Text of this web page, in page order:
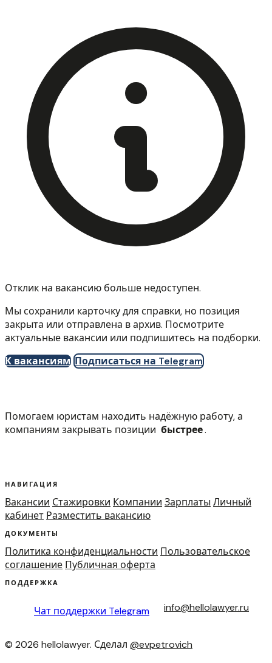
Отклик на вакансию больше недоступен.
Мы сохранили карточку для справки, но позиция
закрыта или отправлена в архив. Посмотрите
актуальные вакансии или подпишитесь на подборки.
К вакансиям Подписаться на Telegram
Помогаем юристам находить надёжную работу, а
компаниям закрывать позиции быстрее.
НАВИГАЦИЯ
Вакансии Стажировки Компании Зарплаты Личный
кабинет Разместить вакансию
ДОКУМЕНТЫ
Политика конфиденциальности Пользовательское
соглашение Публичная оферта
ПОДДЕРЖКА
Чат поддержки Telegram info@hellolawyer.ru
© 2026 hellolawyer. Сделал @evpetrovich